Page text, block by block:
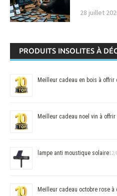
28 juillet
PRODUITS INSOLITES À
Meilleur cadeau en bois à offrir
Meilleur cadeau noel vin à offrir
lampe anti moustique solaire
Meilleur cadeau octobre rose à